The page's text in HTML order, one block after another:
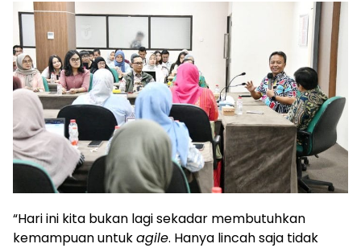
“Hari ini kita bukan lagi sekadar membutuhkan
kemampuan untukagile. Hanya lincah saja tidak